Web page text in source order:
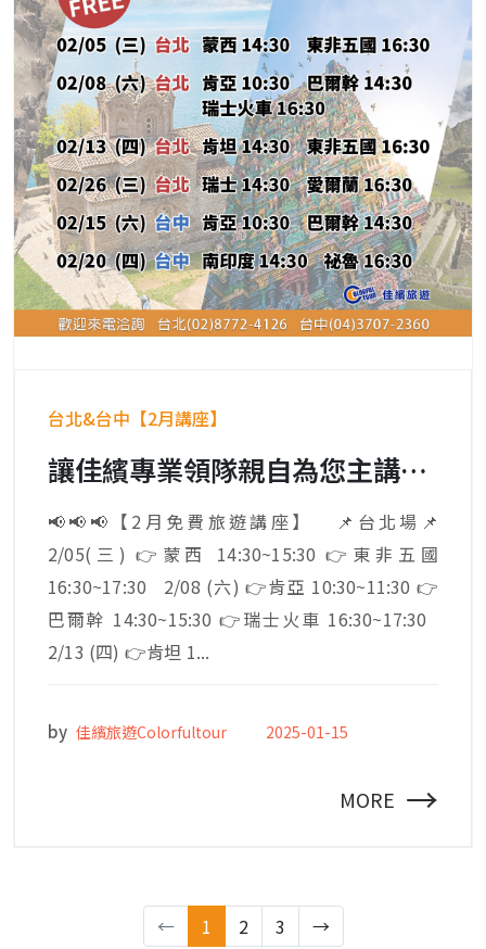
台北&台中【2月講座】
讓佳繽專業領隊親自為您主講，探索各國文化，顛覆您的想像。
📢📢📢【2月免費旅遊講座】 📌台北場📌
2/05(三) 👉蒙西 14:30~15:30 👉東非五國
16:30~17:30 2/08 (六) 👉肯亞 10:30~11:30 👉
巴爾幹 14:30~15:30 👉瑞士火車 16:30~17:30
2/13 (四) 👉肯坦 1...
by 佳繽旅遊Colorfultour 2025-01-15
MORE →
← 1 2 3 →